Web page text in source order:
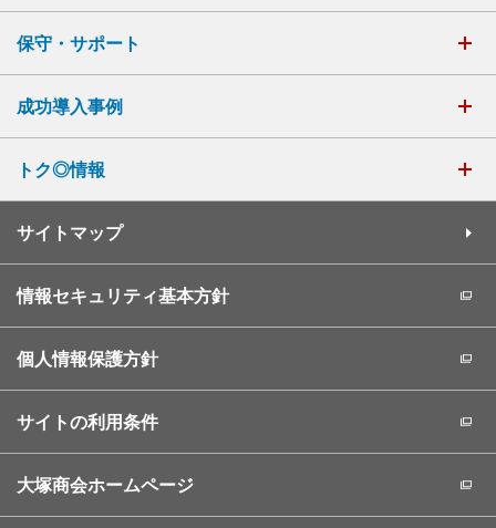
保守・サポート
成功導入事例
トク◎情報
サイトマップ
情報セキュリティ基本方針
個人情報保護方針
サイトの利用条件
大塚商会ホームページ